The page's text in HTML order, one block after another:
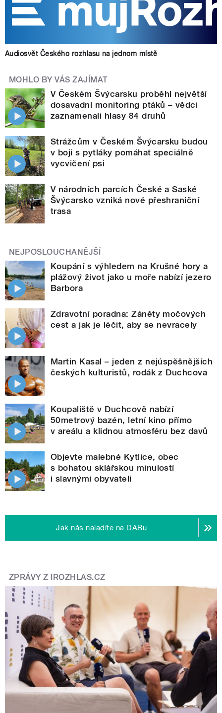
Audiosvět Českého rozhlasu na jednom místě
MOHLO BY VÁS ZAJÍMAT
V Českém Švýcarsku proběhl největší
dosavadní monitoring ptáků – vědci
zaznamenali hlasy 84 druhů
Strážcům v Českém Švýcarsku budou
v boji s pytláky pomáhat speciálně
vycvičení psi
V národních parcích České a Saské
Švýcarsko vzniká nové přeshraniční
trasa
NEJPOSLOUCHANĚJŠÍ
Koupání s výhledem na Krušné hory a
plážový život jako u moře nabízí jezero
Barbora
Zdravotní poradna: Záněty močových
cest a jak je léčit, aby se nevracely
Martin Kasal – jeden z nejúspěšnějších
českých kulturistů, rodák z Duchcova
Koupaliště v Duchcově nabízí
50metrový bazén, letní kino přímo
v areálu a klidnou atmosféru bez davů
Objevte malebné Kytlice, obec
s bohatou sklářskou minulostí
i slavnými obyvateli
Jak nás naladíte na DABu
ZPRÁVY Z IROZHLAS.CZ